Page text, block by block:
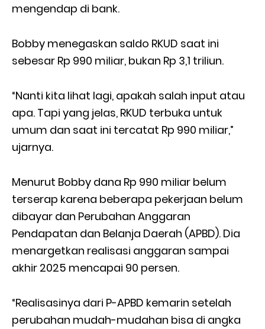
mengendap di bank.
Bobby menegaskan saldo RKUD saat ini
sebesar Rp 990 miliar, bukan Rp 3,1 triliun.
“Nanti kita lihat lagi, apakah salah input atau
apa. Tapi yang jelas, RKUD terbuka untuk
umum dan saat ini tercatat Rp 990 miliar,”
ujarnya.
Menurut Bobby dana Rp 990 miliar belum
terserap karena beberapa pekerjaan belum
dibayar dan Perubahan Anggaran
Pendapatan dan Belanja Daerah (APBD). Dia
menargetkan realisasi anggaran sampai
akhir 2025 mencapai 90 persen.
“Realisasinya dari P-APBD kemarin setelah
perubahan mudah-mudahan bisa di angka